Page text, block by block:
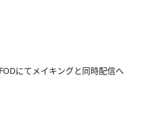
にてメイキングと同時配信へ